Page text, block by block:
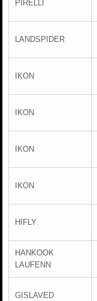
PIRELLI
LANDSPIDER
IKON
IKON
IKON
IKON
HIFLY
HANKOOK
LAUFENN
GISLAVED